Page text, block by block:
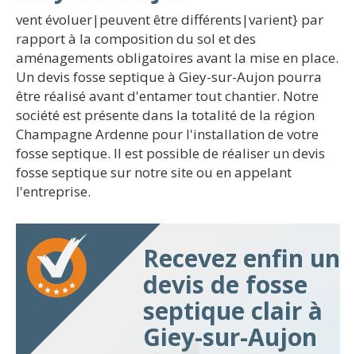
vent évoluer|peuvent être différents|varient} par
rapport à la composition du sol et des
aménagements obligatoires avant la mise en place.
Un devis fosse septique à Giey-sur-Aujon pourra
être réalisé avant d'entamer tout chantier. Notre
société est présente dans la totalité de la région
Champagne Ardenne pour l'installation de votre
fosse septique. Il est possible de réaliser un devis
fosse septique sur notre site ou en appelant
l'entreprise.
Recevez enfin un
devis de fosse
septique clair à
Giey-sur-Aujon